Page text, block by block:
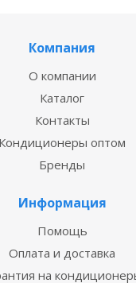
Компания
О компании
Каталог
Контакты
Кондиционеры оптом
Бренды
Информация
Помощь
Оплата и доставка
на